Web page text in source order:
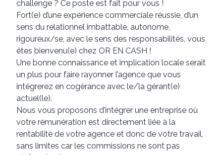
challenge ? Ce poste est fait pour vous !
Fort(e) d’une expérience commerciale réussie, d’un
sens du relationnel imbattable, autonome,
rigoureux/se, avec le sens des responsabilités, vous
êtes bienvenu(e) chez OR EN CASH !
Une bonne connaissance et implication locale serait
un plus pour faire rayonner l’agence que vous
intégrerez en cogérance avec le/la gérant(e)
actuel(le).
Nous vous proposons d’intégrer une entreprise où
votre rémunération est directement liée à la
rentabilité de votre agence et donc de votre travail,
sans limites car les commissions ne sont pas